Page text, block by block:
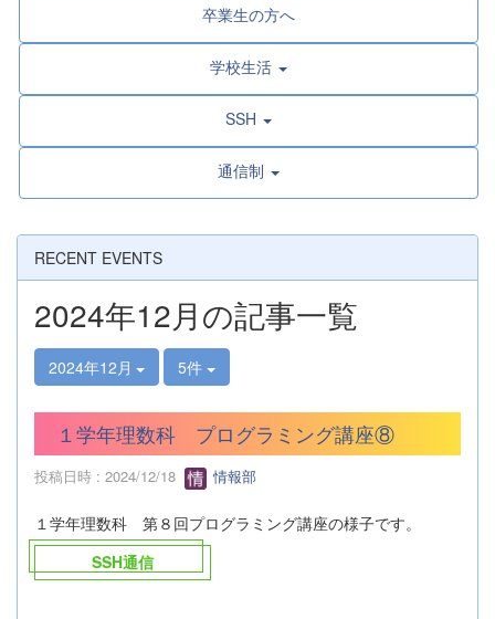
卒業生の方へ
学校生活
SSH
通信制
RECENT EVENTS
2024年12月の記事一覧
2024年12月 5件
１学年理数科 プログラミング講座⑧
投稿日時 : 2024/12/18 情報部
１学年理数科 第８回プログラミング講座の様子です。
SSH通信